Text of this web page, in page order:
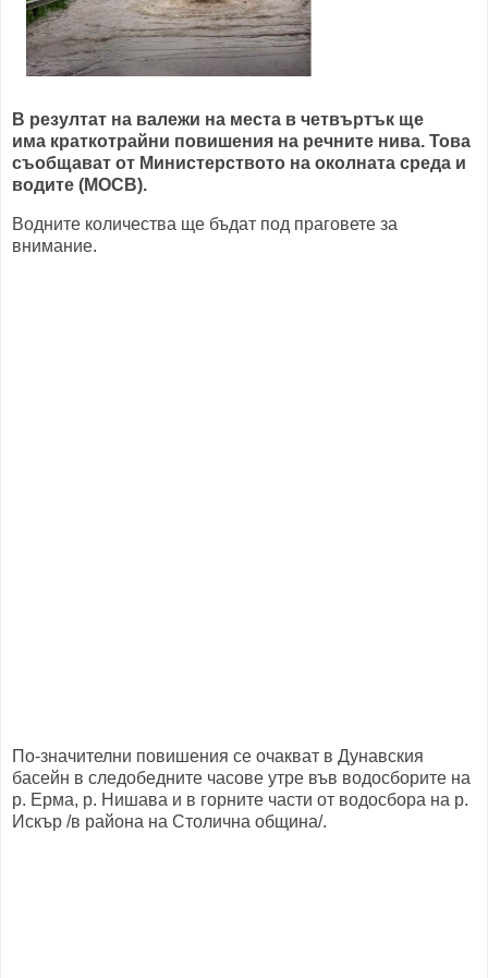
В резултат на валежи на места в четвъртък ще
има краткотрайни повишения на речните нива. Това
съобщават от Министерството на околната среда и
водите (МОСВ).
Водните количества ще бъдат под праговете за
внимание.
По-значителни повишения се очакват в Дунавския
басейн в следобедните часове утре във водосборите на
р. Ерма, р. Нишава и в горните части от водосбора на р.
Искър /в района на Столична община/.